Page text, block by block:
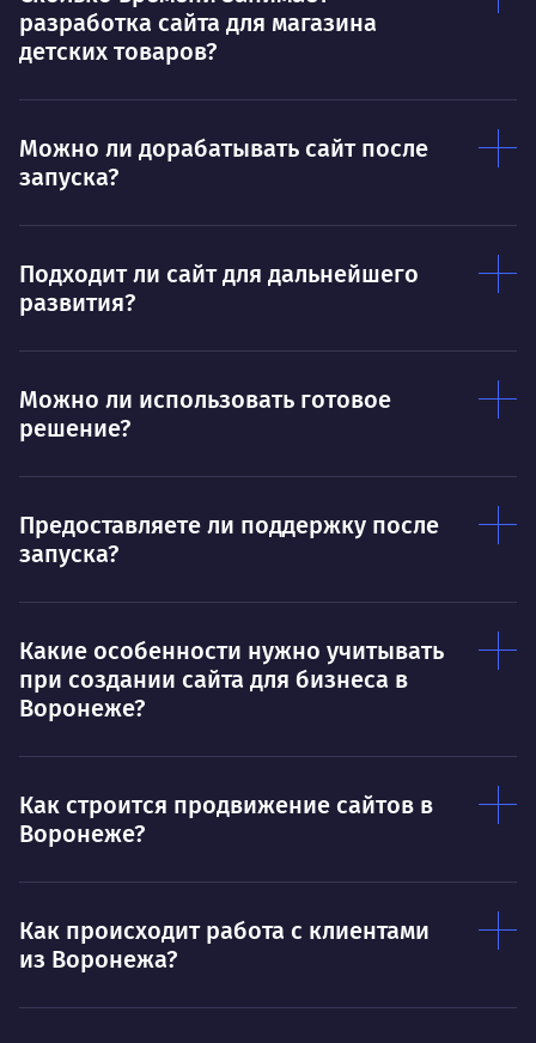
Дышать. Без этого совсем не могу.
Умею
Договариваться.
сказано.
О
разработка сайта для магазина
детских товаров?
Можно ли дорабатывать сайт после
запуска?
Подходит ли сайт для дальнейшего
развития?
Можно ли использовать готовое
решение?
Предоставляете ли поддержку после
запуска?
Какие особенности нужно учитывать
при создании сайта для бизнеса в
Воронеже?
Как строится продвижение сайтов в
Воронеже?
Как происходит работа с клиентами
из Воронежа?